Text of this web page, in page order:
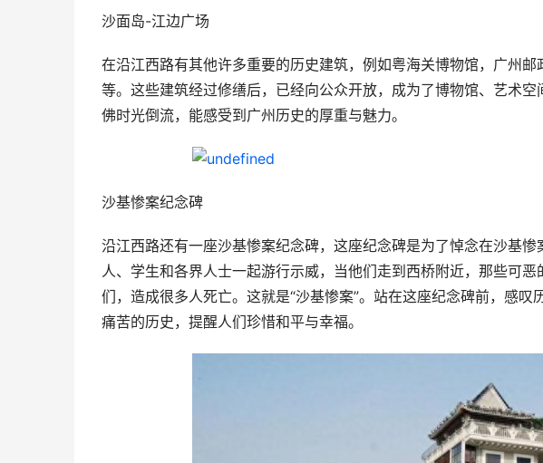
沙面岛-江边广场
在沿江西路有其他许多重要的历史建筑，例如粤海关博物馆，广州邮
等。这些建筑经过修缮后，已经向公众开放，成为了博物馆、艺术
佛时光倒流，能感受到广州历史的厚重与魅力。
沙基惨案纪念碑
沿江西路还有一座沙基惨案纪念碑，这座纪念碑是为了悼念在沙基
人、学生和各界人士一起游行示威，当他们走到西桥附近，那些可
们，造成很多人死亡。这就是“沙基惨案”。站在这座纪念碑前，感
痛苦的历史，提醒人们珍惜和平与幸福。